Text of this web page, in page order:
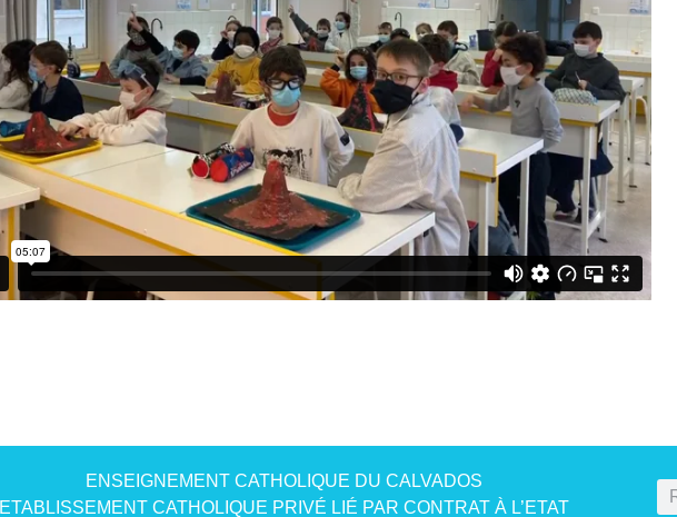
ENSEIGNEMENT CATHOLIQUE DU CALVADOS
ETABLISSEMENT CATHOLIQUE PRIVÉ LIÉ PAR CONTRAT À L’ETAT